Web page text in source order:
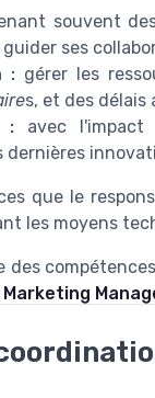
souvent
ses
: gérer les
s, et des délais
: avec l'impact
dernières
que le
les moyens
des